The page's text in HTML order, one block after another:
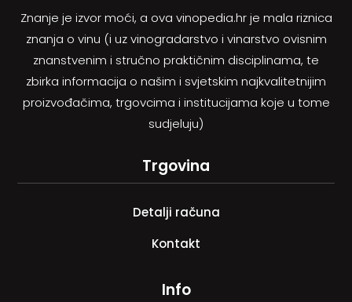
Znanje je izvor moći, a ova vinopedia.hr je mala riznica
znanja o vinu (i uz vinogradarstvo i vinarstvo ovisnim
znanstvenim i stručno praktičnim disciplinama, te
zbirka informacija o našim i svjetskim najkvalitetnijim
proizvođačima, trgovcima i institucijama koje u tome
sudjeluju)
Trgovina
Detalji računa
Kontakt
Info